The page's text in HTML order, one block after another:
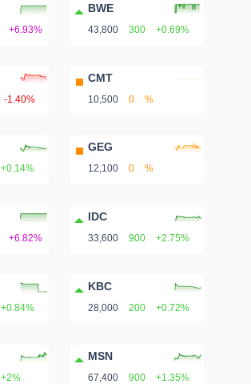
+6.93%
BWE
43,800 300 +0.69%
-1.40%
CMT
10,500 0 %
+0.14%
GEG
12,100 0 %
+6.82%
IDC
33,600 900 +2.75%
+0.84%
KBC
28,000 200 +0.72%
+2%
MSN
67,400 900 +1.35%